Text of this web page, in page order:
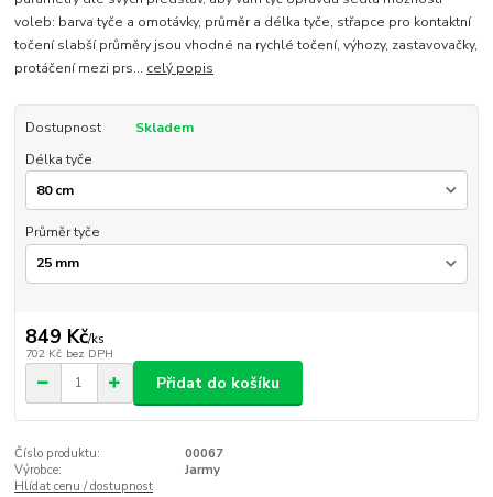
voleb: barva tyče a omotávky, průměr a délka tyče, střapce pro kontaktní
točení slabší průměry jsou vhodné na rychlé točení, výhozy, zastavovačky,
protáčení mezi prs... celý popis
Dostupnost
Skladem
Délka tyče
Průměr tyče
849 Kč/ks
702 Kč bez DPH
Přidat do košíku
Číslo produktu:
00067
Výrobce:
Jarmy
Hlídat cenu / dostupnost